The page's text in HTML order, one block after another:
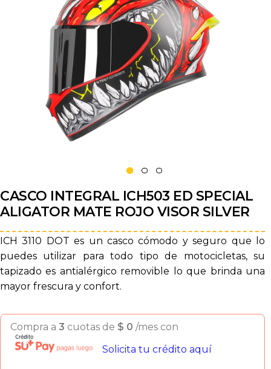
CASCO INTEGRAL ICH503 ED SPECIAL
ALIGATOR MATE ROJO VISOR SILVER
ICH 3110 DOT es un casco cómodo y seguro que lo
puedes utilizar para todo tipo de motocicletas, su
tapizado es antialérgico removible lo que brinda una
mayor frescura y confort.
Compra a 3 cuotas de $ 0 /mes con
Solicita tu crédito aquí